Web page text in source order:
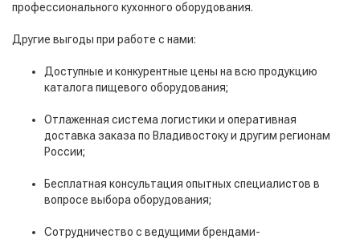
профессионального кухонного оборудования.
Другие выгоды при работе с нами:
Доступные и конкурентные цены на всю продукцию
каталога пищевого оборудования;
Отлаженная система логистики и оперативная
доставка заказа по Владивостоку и другим регионам
России;
Бесплатная консультация опытных специалистов в
вопросе выбора оборудования;
Сотрудничество с ведущими брендами-